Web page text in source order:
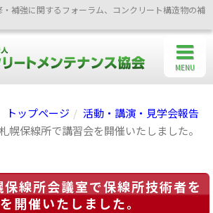
補強に関するフォーラム、コンクリート構造物の補
トップページ
活動・講演・見学会報告
幌保線所で講習会を開催いたしました。
線所会議室で保線所技術者を
開催いたしました。
MENU